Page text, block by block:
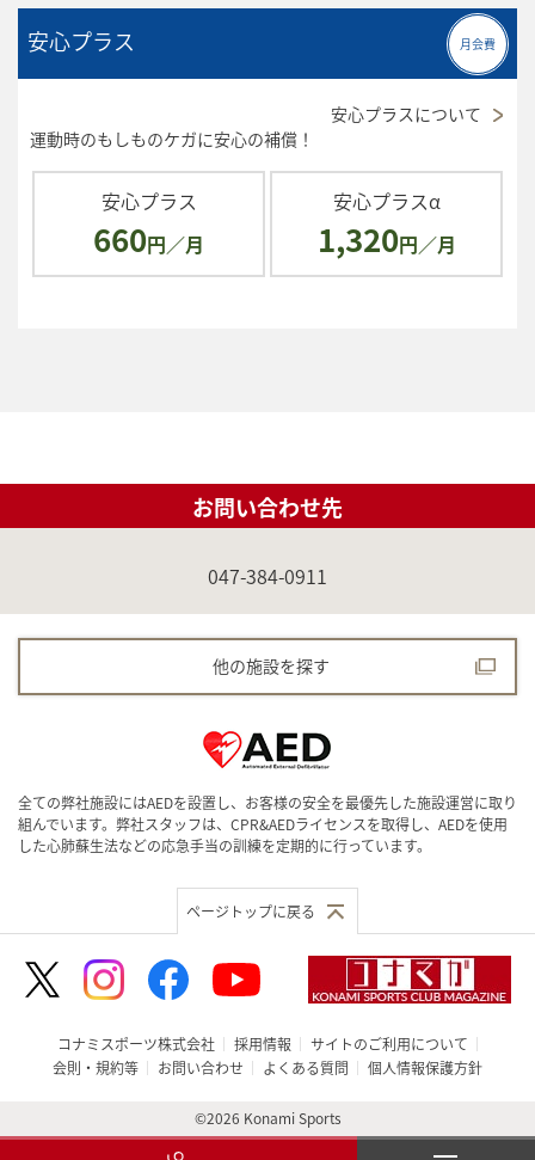
安心プラス 月会費
安心プラスについて
運動時のもしものケガに安心の補償！
安心プラス
660円／月
安心プラスα
1,320円／月
お問い合わせ先
047-384-0911
他の施設を探す
全ての弊社施設にはAEDを設置し、お客様の安全を最優先した施設運営に取り
組んでいます。弊社スタッフは、CPR&AEDライセンスを取得し、AEDを使用
した心肺蘇生法などの応急手当の訓練を定期的に行っています。
ページトップに戻る
コナミスポーツ株式会社 採用情報
サイトのご利用について
会則・規約等
お問い合わせ よくある質問 個人情報保護方針
©2026 Konami Sports